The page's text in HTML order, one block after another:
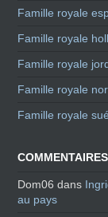
Famille royale
Famille royale
Famille royale
Famille royale
Famille royale
Dom06 dans
au pays